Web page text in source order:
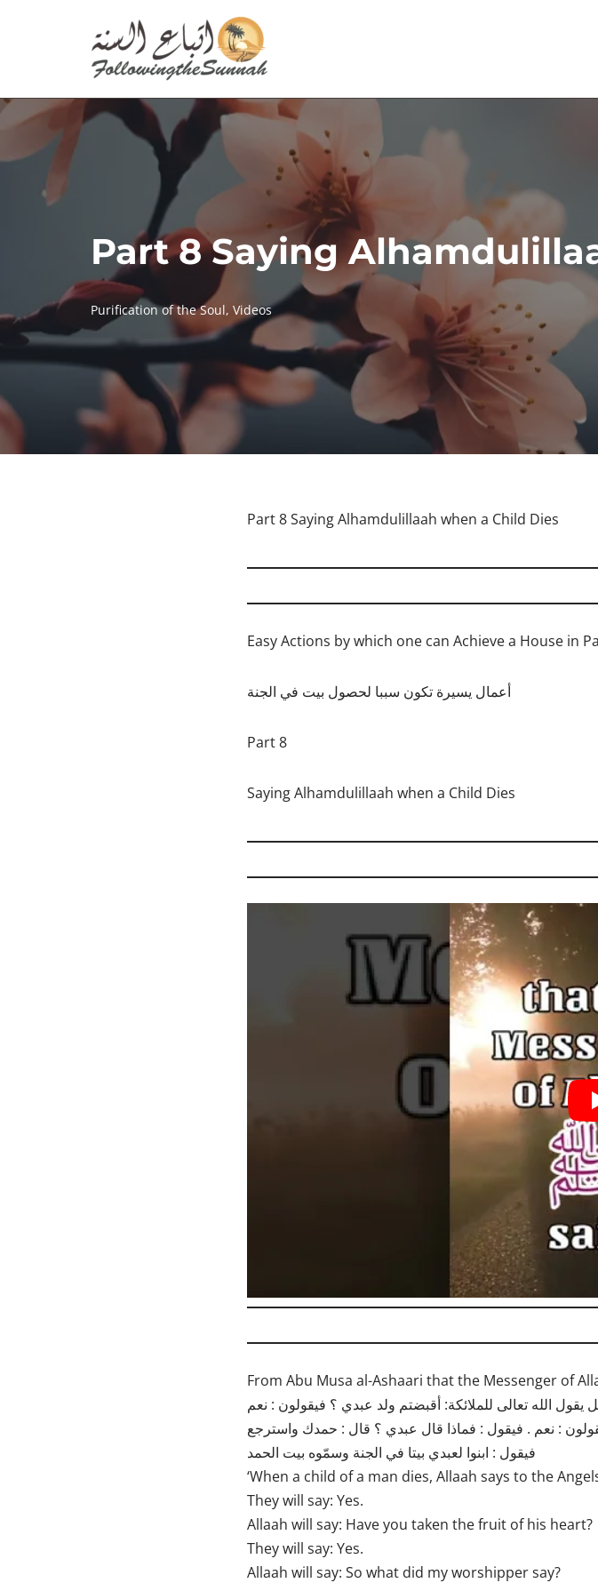
content
Part 8 Saying
Purification of the Soul, Videos
Part 8 Saying Alhamdulillaah when a Child Dies
Easy Actions by which one can Achieve a House in
أعمال يسيرة تكون سببا لحصول بيت في الجنة
Part 8
Saying Alhamdulillaah when a Child Dies
From Abu Musa al-Ashaari that the Messenger of
فيقول : ابنوا لعبدي بيتا في الجنة وسمّوه بيت الحمد
‘When a child of a man dies, Allaah says to the
They will say: Yes.
Allaah will say: Have you taken the fruit of his heart?
They will say: Yes.
Allaah will say: So what did my worshipper say?